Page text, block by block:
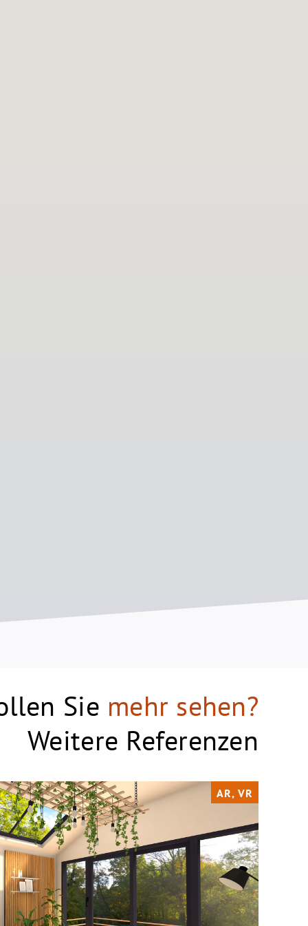
Sie mehr sehen?
Weitere Referenzen
AR, VR